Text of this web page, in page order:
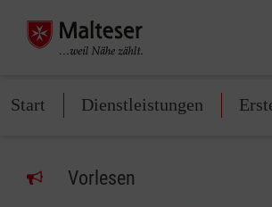
Start Dienstleistungen
Vorlesen